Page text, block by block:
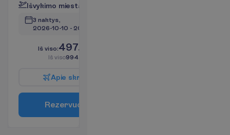
Išvykimo miesta
3 naktys,
2026-10-10 - 2026-10-13
Iš viso:497.28
Iš viso994.56
Apie skr
Rezervuo